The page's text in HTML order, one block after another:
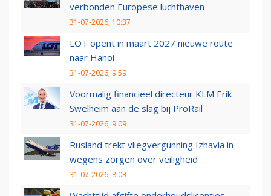
verbonden Europese luchthaven
31-07-2026, 10:37
LOT opent in maart 2027 nieuwe route
naar Hanoi
31-07-2026, 9:59
Voormalig financieel directeur KLM Erik
Swelheim aan de slag bij ProRail
31-07-2026, 9:09
Rusland trekt vliegvergunning Izhavia in
wegens zorgen over veiligheid
31-07-2026, 8:03